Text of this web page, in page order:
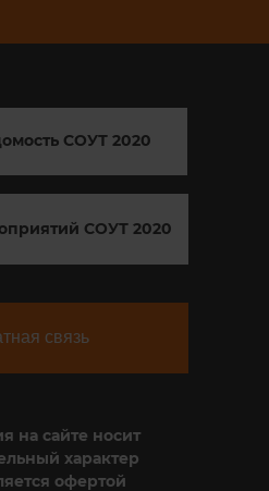
связь
на сайте носит
характер
офертой
СОУТ 2020
СОУТ 2020